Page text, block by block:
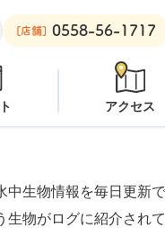
ーチ： オープン 安良里
[店舗] 0558-56-1717
アクセス
生物情報を毎日更新
生物がログに紹介され